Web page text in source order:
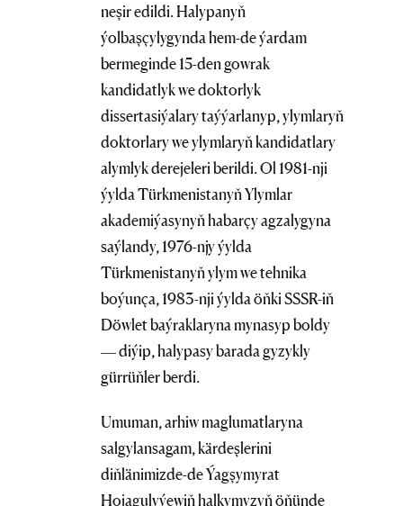
neşir edildi. Halypanyň
ýolbaşçylygynda hem-de ýardam
bermeginde 15-den gowrak
kandidatlyk we doktorlyk
dissertasiýalary taýýarlanyp, ylymlaryň
doktorlary we ylymlaryň kandidatlary
alymlyk derejeleri berildi. Ol 1981-nji
ýylda Türkmenistanyň Ylymlar
akademiýasynyň habarçy agzalygyna
saýlandy, 1976-njy ýylda
Türkmenistanyň ylym we tehnika
boýunça, 1983-nji ýylda öňki SSSR-iň
Döwlet baýraklaryna mynasyp boldy
— diýip, halypasy barada gyzykly
gürrüňler berdi.
Umuman, arhiw maglumatlaryna
salgylansagam, kärdeşlerini
diňlänimizde-de Ýagşymyrat
Hojagulyýewiň halkymyzyň öňünde